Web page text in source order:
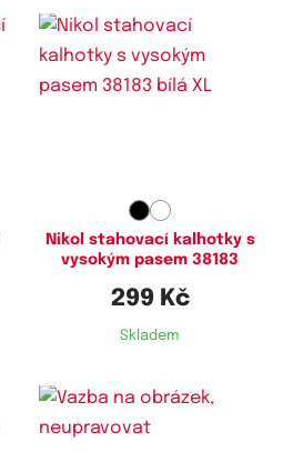
Nikol stahovací kalhotky s
vysokým pasem 38183
299 Kč
Skladem